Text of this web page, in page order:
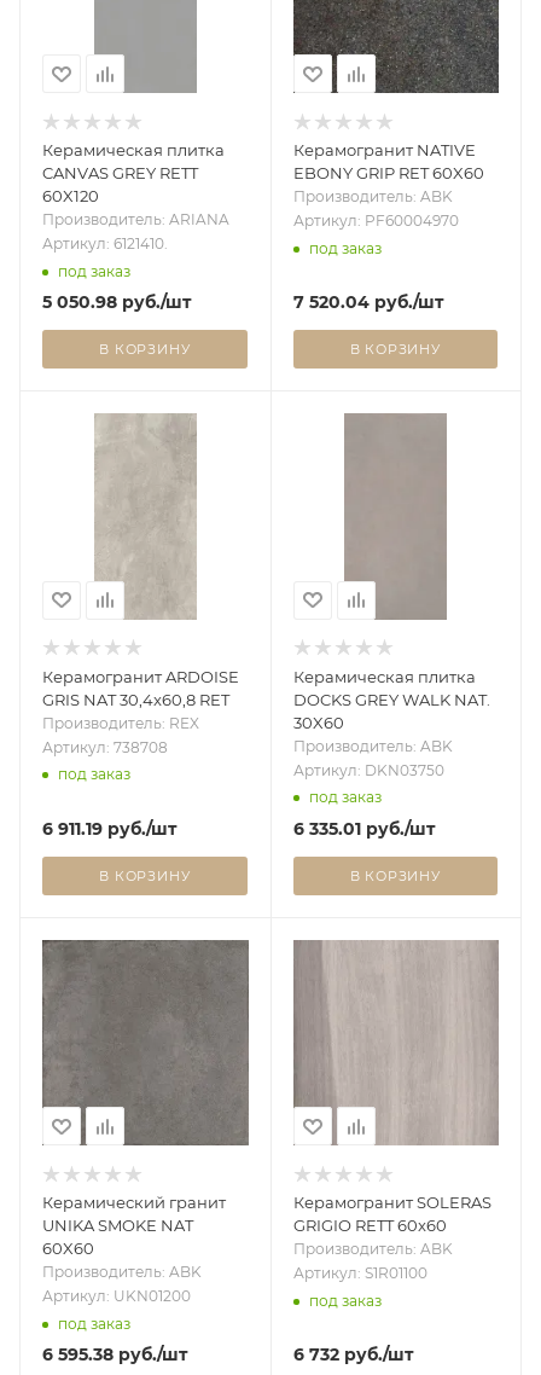
Керамическая плитка
CANVAS GREY RETT
60X120
Производитель: ARIANA
Артикул: 6121410.
под заказ
5 050.98 руб./шт
В КОРЗИНУ
Керамогранит NATIVE
EBONY GRIP RET 60X60
Производитель: ABK
Артикул: PF60004970
под заказ
7 520.04руб./шт
В КОРЗИНУ
Керамогранит ARDOISE
GRIS NAT 30,4x60,8 RET
Производитель: REX
Артикул: 738708
под заказ
6 911.19 руб./шт
В КОРЗИНУ
Керамическая плитка
DOCKS GREY WALK NAT.
30X60
Производитель: ABK
Артикул: DKN03750
под заказ
6 335.01руб./шт
В КОРЗИНУ
Керамический гранит
UNIKA SMOKE NAT
60X60
Производитель: ABK
Артикул: UKN01200
под заказ
6 595.38 руб./шт
Керамогранит SOLERAS
GRIGIO RETT 60x60
Производитель: ABK
Артикул: S1R01100
под заказ
6 732руб./шт